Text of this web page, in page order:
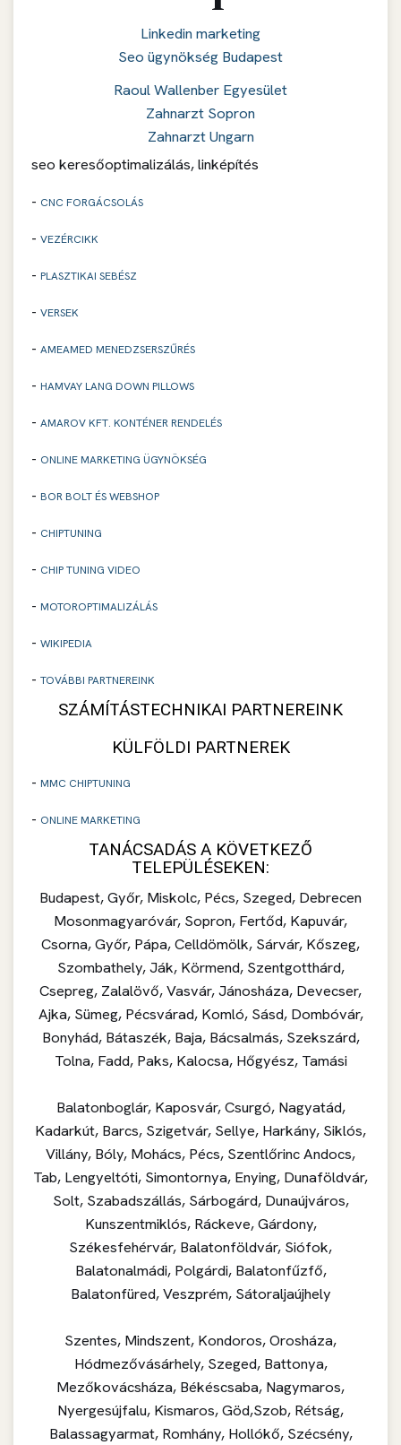
Linkedin marketing
Seo ügynökség Budapest
Raoul Wallenber Egyesület
Zahnarzt Sopron
Zahnarzt Ungarn
seo keresőoptimalizálás, linképítés
- CNC FORGÁCSOLÁS
- VEZÉRCIKK
- PLASZTIKAI SEBÉSZ
- VERSEK
- AMEAMED MENEDZSERSZŰRÉS
- HAMVAY LANG DOWN PILLOWS
- AMAROV KFT. KONTÉNER RENDELÉS
- ONLINE MARKETING ÜGYNÖKSÉG
- BOR BOLT ÉS WEBSHOP
- CHIPTUNING
- CHIP TUNING VIDEO
- MOTOROPTIMALIZÁLÁS
- WIKIPEDIA
- TOVÁBBI PARTNEREINK
SZÁMÍTÁSTECHNIKAI PARTNEREINK
KÜLFÖLDI PARTNEREK
- MMC CHIPTUNING
- ONLINE MARKETING
TANÁCSADÁS A KÖVETKEZŐ
TELEPÜLÉSEKEN:
Budapest, Győr, Miskolc, Pécs, Szeged, Debrecen
Mosonmagyaróvár, Sopron, Fertőd, Kapuvár,
Csorna, Győr, Pápa, Celldömölk, Sárvár, Kőszeg,
Szombathely, Ják, Körmend, Szentgotthárd,
Csepreg, Zalalövő, Vasvár, Jánosháza, Devecser,
Ajka, Sümeg, Pécsvárad, Komló, Sásd, Dombóvár,
Bonyhád, Bátaszék, Baja, Bácsalmás, Szekszárd,
Tolna, Fadd, Paks, Kalocsa, Hőgyész, Tamási
Balatonboglár, Kaposvár, Csurgó, Nagyatád,
Kadarkút, Barcs, Szigetvár, Sellye, Harkány, Siklós,
Villány, Bóly, Mohács, Pécs, Szentlőrinc Andocs,
Tab, Lengyeltóti, Simontornya, Enying, Dunaföldvár,
Solt, Szabadszállás, Sárbogárd, Dunaújváros,
Kunszentmiklós, Ráckeve, Gárdony,
Székesfehérvár, Balatonföldvár, Siófok,
Balatonalmádi, Polgárdi, Balatonfűzfő,
Balatonfüred, Veszprém, Sátoraljaújhely
Szentes, Mindszent, Kondoros, Orosháza,
Hódmezővásárhely, Szeged, Battonya,
Mezőkovácsháza, Békéscsaba, Nagymaros,
Nyergesújfalu, Kismaros, Göd,Szob, Rétság,
Balassagyarmat, Romhány, Hollókő, Szécsény,